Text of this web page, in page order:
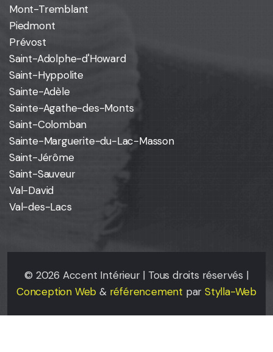
Mont-Tremblant
Piedmont
Prévost
Saint-Adolphe-d'Howard
Saint-Hyppolite
Sainte-Adèle
Sainte-Agathe-des-Monts
Saint-Colomban
Sainte-Marguerite-du-Lac-Masson
Saint-Jérôme
Saint-Sauveur
Val-David
Val-des-Lacs
© 2026 Accent Intérieur | Tous droits réservés |
Conception Web & référencement par Stylla-Web